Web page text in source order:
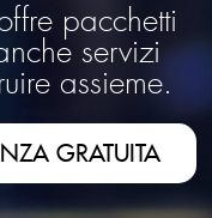
pacchetti
servizi
assieme.
GRATUITA